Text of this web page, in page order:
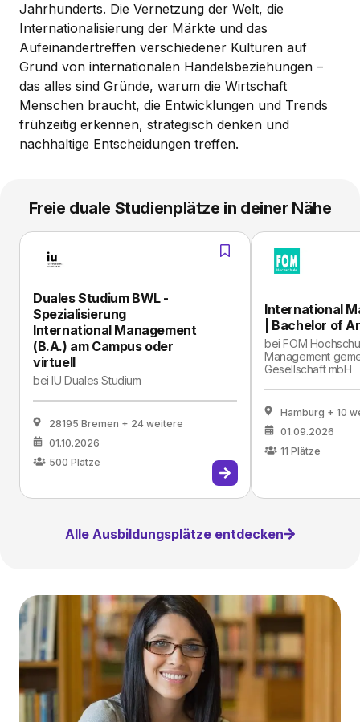
Jahrhunderts. Die Vernetzung der Welt, die
Internationalisierung der Märkte und das
Aufeinandertreffen verschiedener Kulturen auf
Grund von internationalen Handelsbeziehungen –
das alles sind Gründe, warum die Wirtschaft
Menschen braucht, die Entwicklungen und Trends
frühzeitig erkennen, strategisch denken und
nachhaltige Entscheidungen treffen.
Freie duale Studienplätze in deiner Nähe
Duales Studium BWL -
Spezialisierung
International Management
(B.A.) am Campus oder
virtuell
beiIU Duales Studium
28195 Bremen + 24 weitere
01.10.2026
500 Plätze
International
| Bachelor of
beiFOM
Management
Gesellschaft mbH
Hamburg + 10
01.09.2026
11 Plätze
Alle Ausbildungsplätze entdecken